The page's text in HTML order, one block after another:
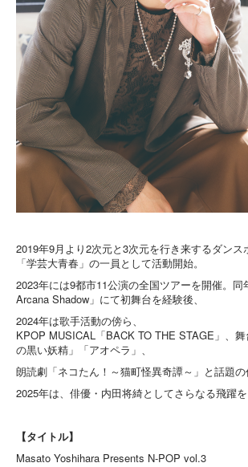
2019年9月より2次元と3次元を行き来するダンス
「学芸大青春」の一員として活動開始。
2023年には9都市11公演の全国ツアーを開催。同
Arcana Shadow」にて初舞台を経験後、
2024年は歌手活動の傍ら、
KPOP MUSICAL「BACK TO THE STAGE」、
の黒い妖精」「アオペラ」、
朗読劇「ネコたん！～猫町怪異奇譚～」 と話題の
2025年は、俳優・内田将綺としてさらなる飛躍を
【タイトル】
Masato Yoshihara Presents N-POP vol.3